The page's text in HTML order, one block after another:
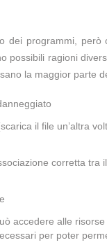
dei programmi, però
possibili ragioni
la maggior parte
il file un’altra
corretta tra
accedere alle
per poter